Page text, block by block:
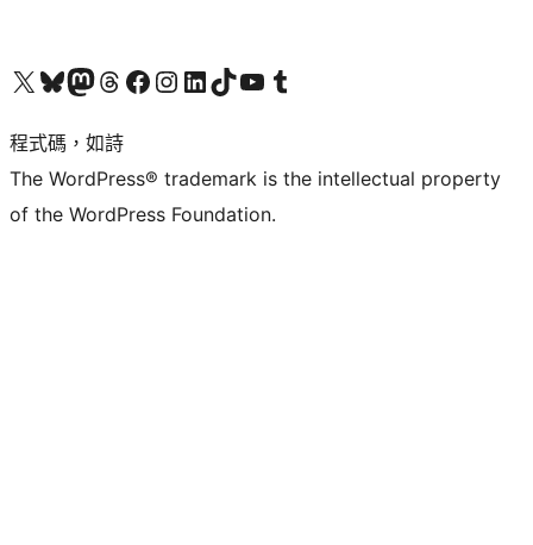
查看我們的 X (之前的 Twitter) 帳號造訪我們的 Bluesky 帳號造訪我們的 Mastodon 帳號造訪我們的 Threads 帳號 造訪我們的 Facebook 粉絲專頁Visit our Instagram account
Visit our LinkedIn account
造訪我們的 TikTok 帳號Visit our YouTube channel
造訪我們的 Tumblr 帳號
程式碼，如詩
The WordPress® trademark is the intellectual property
of the WordPress Foundation.